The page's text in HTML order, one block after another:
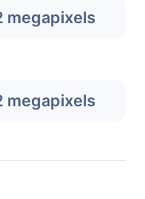
megapixels
megapixels